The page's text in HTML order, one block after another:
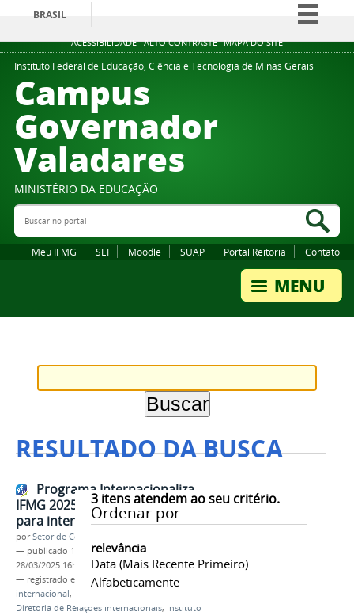
ACESSIBILIDADE ALTO CONTRASTE MAPA DO SITE
BRASIL
Simplifique!
Comunica BR
Instituto Federal de Educação, Ciência e Tecnologia de Minas Gerais
Campus
Governador
Valadares
MINISTÉRIO DA EDUCAÇÃO
Buscar no portal
Meu IFMG SEI Moodle SUAP Portal Reitoria Contato
RESULTADO DA BUSCA
3itens atendem ao seu critério.
Ordenar por
relevância
Data (mais Recente Primeiro)
Alfabeticamente
Programa Internacionaliza
IFMG 2025 seleciona estudantes
para intercâmbio
porSetor de Comunicação
— publicado 11/03/2025—última modificação
28/03/2025 16h43
— registrado em:
mobilidade acadêmica
internacional,
Diretoria de Relações Internacionais, Instituto